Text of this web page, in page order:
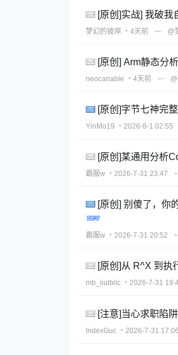
[原创]实战] 我破我
梦幻的彼岸 ・4天前 @
[原创] Arm静态分
neocanable ・4天前
[原创]字节七神完
YinMo19 ・2026-8-1 02:55
[原创]某通用分析
霸服w ・2026-7-31 23:47
[原创] 别傻了，你
霸服w ・2026-7-31 20:52
[原创]从 R^X 到执
mb_iiulbilc ・2026-7-31
[注意]当心求职陷
IndexGuc ・2026-7-31 17:06